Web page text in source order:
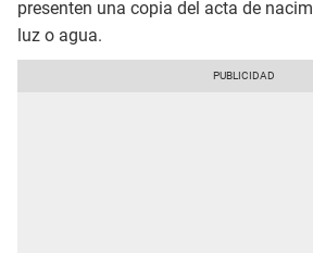
presenten una copia del acta de
luz o agua.